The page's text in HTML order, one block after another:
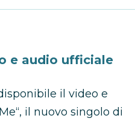
e audio ufficiale
il video e
il nuovo singolo di